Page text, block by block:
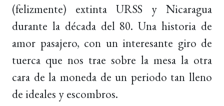
(felizmente) extinta URSS y Nicaragua
durante la década del 80. Una historia de
amor pasajero, con un interesante giro de
tuerca que nos trae sobre la mesa la otra
cara de la moneda de un periodo tan lleno
de ideales y escombros.